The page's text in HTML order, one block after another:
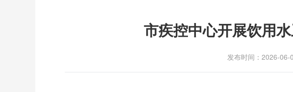
市疾控中心开展饮用
发布时间：2026-06-